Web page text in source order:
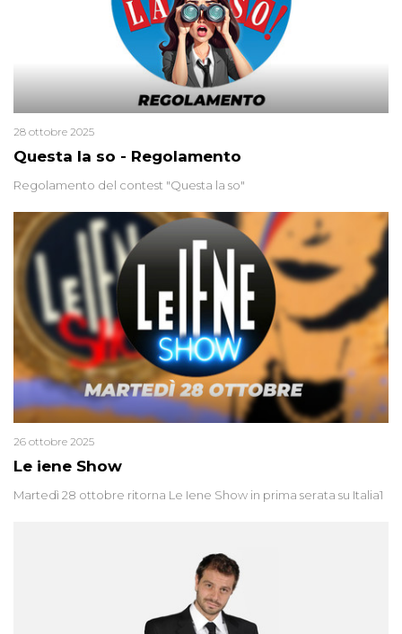
Questa la so - Regolamento
28 ottobre 2025
Regolamento del contest "Questa la so"
Le iene Show
26 ottobre 2025
Martedì 28 ottobre ritorna Le Iene Show in prima serata su Italia1